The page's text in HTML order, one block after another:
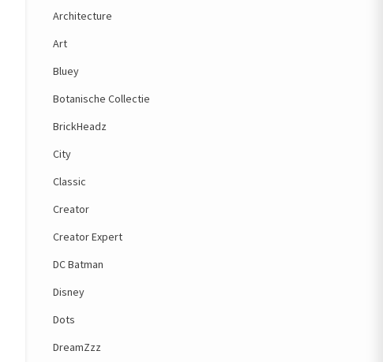
Architecture
Art
Bluey
Botanische Collectie
BrickHeadz
City
Classic
Creator
Creator Expert
DC Batman
Disney
Dots
DreamZzz